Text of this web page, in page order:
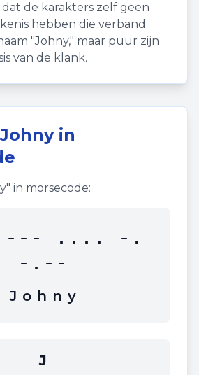
dat de karakters zelf geen
hebben die verband
"Johny," maar puur zijn
van de klank.
Johnyin
" in morsecode:
--- .... -.
-.--
J o h n y
J